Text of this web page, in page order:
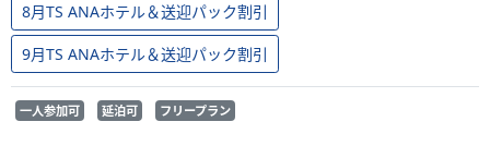
8月TS ANAホテル＆送迎パック割引
9月TS ANAホテル＆送迎パック割引
一人参加可 延泊可 フリープラン